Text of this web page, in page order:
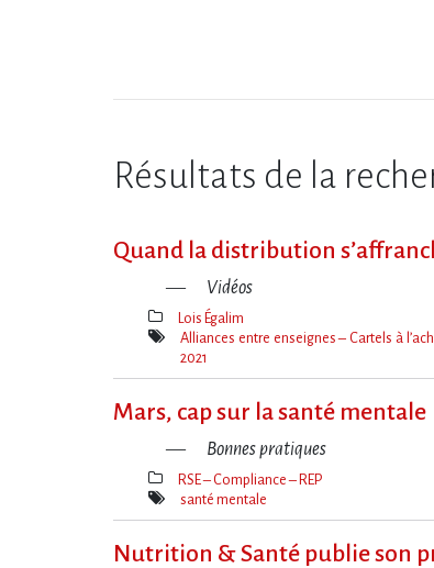
Résultats de la
Quand la distribution
Vidéos
Thèmes(s)
Lois Égalim
Mot(s)-
Alliances entre enseignes – Cartels à
2021
Mars, cap sur la santé mentale
Bonnes pratiques
Thèmes(s)
RSE – Compliance – REP
Mot(s)-
santé mentale
Nutrition & Santé publie son